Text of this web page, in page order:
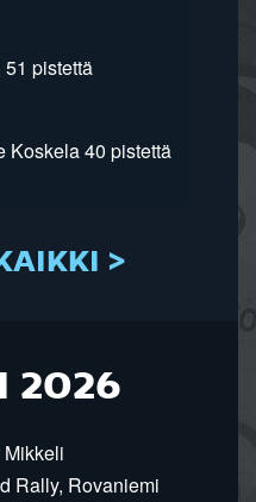
pistettä
Koskela 40 pistettä
>
2026
Rally, Rovaniemi